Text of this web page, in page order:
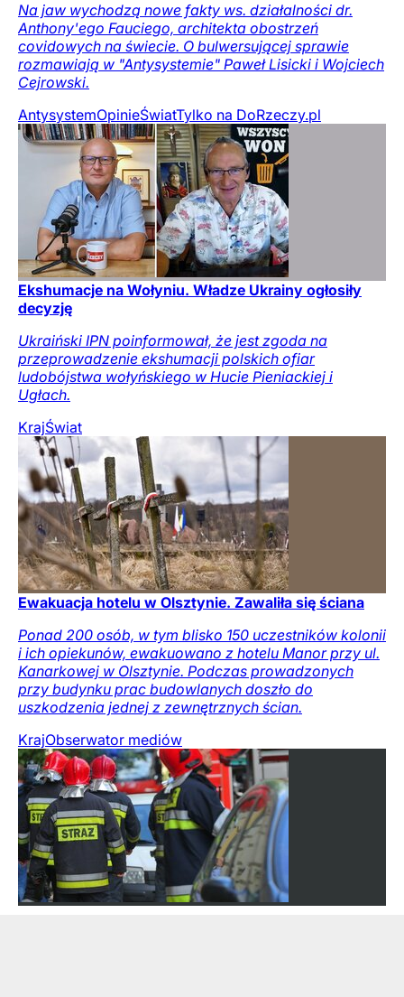
Na jaw wychodzą nowe fakty ws. działalności dr.
Anthony'ego Fauciego, architekta obostrzeń
covidowych na świecie. O bulwersującej sprawie
rozmawiają w "Antysystemie" Paweł Lisicki i Wojciech
Cejrowski.
AntysystemOpinieŚwiatTylko na DoRzeczy.pl
Ekshumacje na Wołyniu. Władze Ukrainy ogłosiły
decyzję
Ukraiński IPN poinformował, że jest zgoda na
przeprowadzenie ekshumacji polskich ofiar
ludobójstwa wołyńskiego w Hucie Pieniackiej i
Ugłach.
KrajŚwiat
Ewakuacja hotelu w Olsztynie. Zawaliła się ściana
Ponad 200 osób, w tym blisko 150 uczestników kolonii
i ich opiekunów, ewakuowano z hotelu Manor przy ul.
Kanarkowej w Olsztynie. Podczas prowadzonych
przy budynku prac budowlanych doszło do
uszkodzenia jednej z zewnętrznych ścian.
KrajObserwator mediów